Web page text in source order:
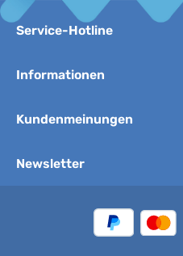
Service-Hotline
Informationen
Kundenmeinungen
Newsletter